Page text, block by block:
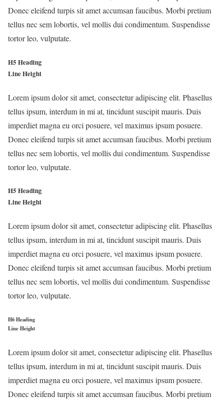
Donec eleifend turpis sit amet accumsan faucibus. Morbi pretium
tellus nec sem lobortis, vel mollis dui condimentum. Suspendisse
tortor leo, vulputate.
H5 Heading
Line Height
Lorem ipsum dolor sit amet, consectetur adipiscing elit. Phasellus
tellus ipsum, interdum in mi at, tincidunt suscipit mauris. Duis
imperdiet magna eu orci posuere, vel maximus ipsum posuere.
Donec eleifend turpis sit amet accumsan faucibus. Morbi pretium
tellus nec sem lobortis, vel mollis dui condimentum. Suspendisse
tortor leo, vulputate.
H5 Heading
Line Height
Lorem ipsum dolor sit amet, consectetur adipiscing elit. Phasellus
tellus ipsum, interdum in mi at, tincidunt suscipit mauris. Duis
imperdiet magna eu orci posuere, vel maximus ipsum posuere.
Donec eleifend turpis sit amet accumsan faucibus. Morbi pretium
tellus nec sem lobortis, vel mollis dui condimentum. Suspendisse
tortor leo, vulputate.
H6 Heading
Line Height
Lorem ipsum dolor sit amet, consectetur adipiscing elit. Phasellus
tellus ipsum, interdum in mi at, tincidunt suscipit mauris. Duis
imperdiet magna eu orci posuere, vel maximus ipsum posuere.
Donec eleifend turpis sit amet accumsan faucibus. Morbi pretium